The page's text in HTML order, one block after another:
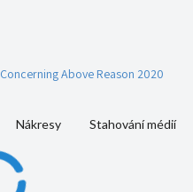
Concerning Above Reason 2020
Nákresy Stahování médií